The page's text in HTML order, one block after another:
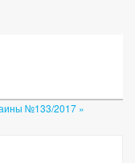
№133/2017 »